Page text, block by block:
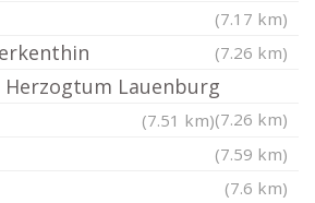
(7.17 km)
(7.26 km)
Lauenburg
(7.26 km)
(7.51 km)
(7.59 km)
(7.6 km)